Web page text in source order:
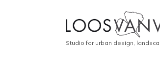
Studio for urban design,